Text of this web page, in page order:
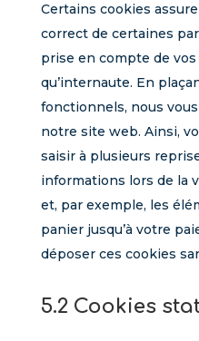
Certains cookies
correct de certaines
prise en compte de
qu’internaute. En
fonctionnels, nous
notre site web. Ainsi,
saisir à plusieurs
informations lors de la
et, par exemple, les
panier jusqu’à votre
déposer ces cookies
5.2 Cookies